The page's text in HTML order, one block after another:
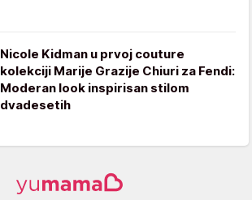
Nicole Kidman u prvoj couture
kolekciji Marije Grazije Chiuri za Fendi:
Moderan look inspirisan stilom
dvadesetih